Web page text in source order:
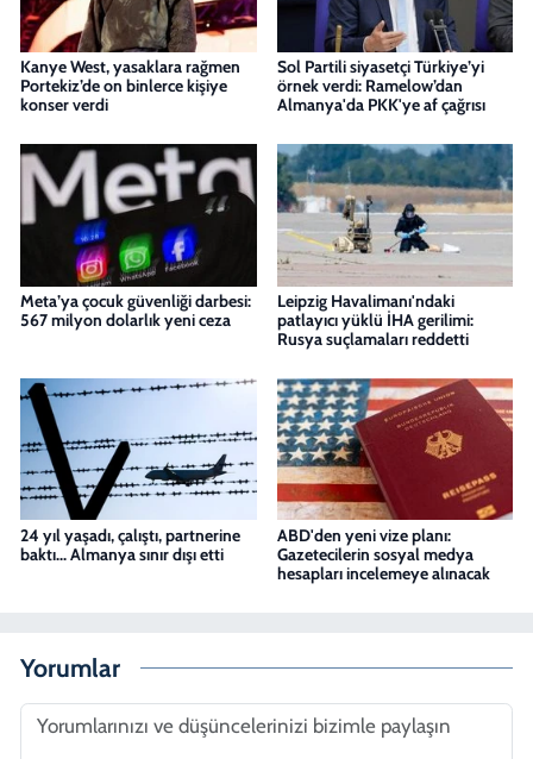
Kanye West, yasaklara rağmen
Portekiz’de on binlerce kişiye
konser verdi
Sol Partili siyasetçi Türkiye’yi
örnek verdi: Ramelow’dan
Almanya'da PKK'ye af çağrısı
Meta’ya çocuk güvenliği darbesi:
567 milyon dolarlık yeni ceza
Leipzig Havalimanı'ndaki
patlayıcı yüklü İHA gerilimi:
Rusya suçlamaları reddetti
24 yıl yaşadı, çalıştı, partnerine
baktı... Almanya sınır dışı etti
ABD'den yeni vize planı:
Gazetecilerin sosyal medya
hesapları incelemeye alınacak
Yorumlar